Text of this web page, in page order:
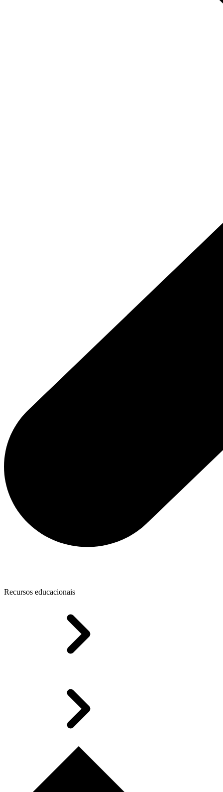
Recursos educacionais